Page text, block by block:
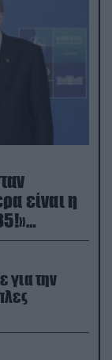
είναι η
για την